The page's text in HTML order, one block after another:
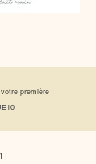
première